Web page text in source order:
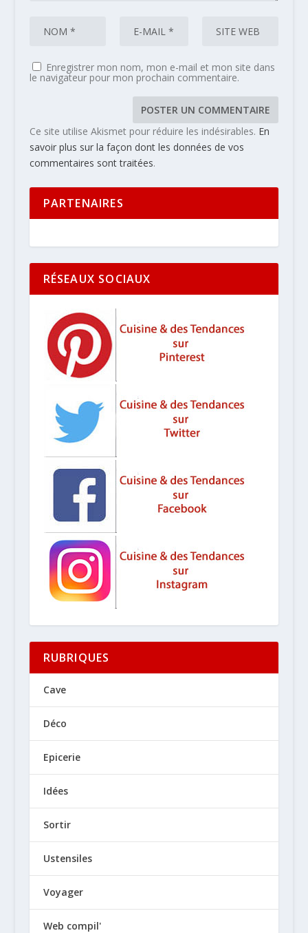
Enregistrer mon nom, mon e-mail et mon site dans
le navigateur pour mon prochain commentaire.
Ce site utilise Akismet pour réduire les indésirables. En
savoir plus sur la façon dont les données de vos
commentaires sont traitées.
PARTENAIRES
RÉSEAUX SOCIAUX
RUBRIQUES
Cave
Déco
Epicerie
Idées
Sortir
Ustensiles
Voyager
Web compil'